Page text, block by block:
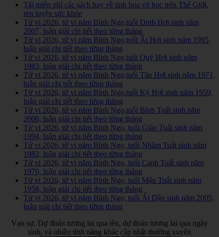
Tải miễn phí các sách hay về tinh hoa võ học trên Thế Giới,
rèn luyện sức khỏe
Tử vi 2026, tử vi năm Bính Ngọ,tuổi Đinh Hợi sinh năm
2007, luận giải chi tiết theo từng tháng
Tử vi 2026, tử vi năm Bính Ngọ,tuổi Ất Hợi sinh năm 1995,
luận giải chi tiết theo từng tháng
Tử vi 2026, tử vi năm Bính Ngọ,tuổi Quý Hợi sinh năm
1983, luận giải chi tiết theo từng tháng
Tử vi 2026, tử vi năm Bính Ngọ,tuổi Tân Hợi sinh năm 1971,
luận giải chi tiết theo từng tháng
Tử vi 2026, tử vi năm Bính Ngọ,tuổi Kỷ Hợi sinh năm 1959,
luận giải chi tiết theo từng tháng
Tử vi 2026, tử vi năm Bính Ngọ,tuổi Bính Tuất sinh năm
2006, luận giải chi tiết theo từng tháng
Tử vi 2026, tử vi năm Bính Ngọ, tuổi Giáp Tuất sinh năm
1994, luận giải chi tiết theo từng tháng
Tử vi 2026, tử vi năm Bính Ngọ, tuổi Nhâm Tuất sinh năm
1982, luận giải chi tiết theo từng tháng
Tử vi 2026, tử vi năm Bính Ngọ, tuổi Canh Tuất sinh năm
1970, luận giải chi tiết theo từng tháng
Tử vi 2026, tử vi năm Bính Ngọ, tuổi Mậu Tuất sinh năm
1958, luận giải chi tiết theo từng tháng
Tử vi 2026, tử vi năm Bính Ngọ, tuổi Ất Dậu sinh năm 2005,
luận giải chi tiết theo từng tháng
Vạn sự, Dự đoán tương lai qua tên, dự đoán tương lai qua ngày
sinh, và nhiều tính năng khác cập nhật thường xuyên